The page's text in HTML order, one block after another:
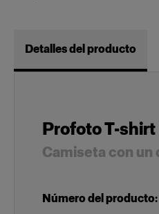
Detalles del producto
Profoto T-shirt
Camiseta con
Número del producto: